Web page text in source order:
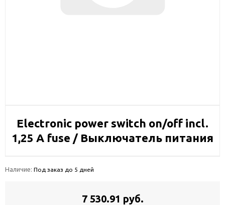
Electronic power switch on/off incl.
1,25 A fuse / Выключатель питания
Наличие: Под заказ до 5 дней
7 530.91 руб.